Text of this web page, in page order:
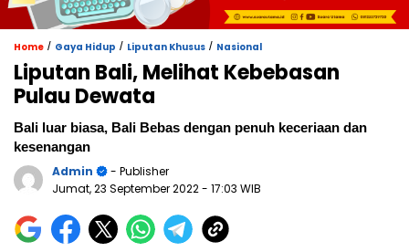
Home / Gaya Hidup / Liputan Khusus / Nasional
Liputan Bali, Melihat Kebebasan
Pulau Dewata
Bali luar biasa, Bali Bebas dengan penuh keceriaan dan
kesenangan
Admin
- Publisher
Jumat, 23 September 2022- 17:03 WIB